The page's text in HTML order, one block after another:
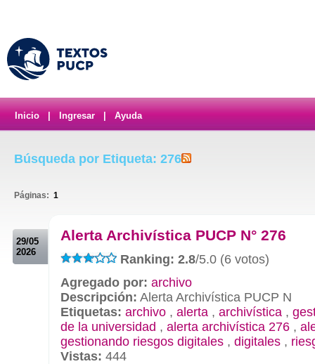
Inicio Ingresar Ayuda
Búsqueda por Etiqueta: 276
Páginas: 1
29/05
2026
Alerta Archivística PUCP N° 276
Ranking: 2.8/5.0 (6 votos)
Agregado por: archivo
Descripción: Alerta Archivística PUCP N
Etiquetas: archivo , alerta , archivística ,
de la universidad , alerta archivística 276 ,
gestionando riesgos digitales , digitales ,
Vistas: 444